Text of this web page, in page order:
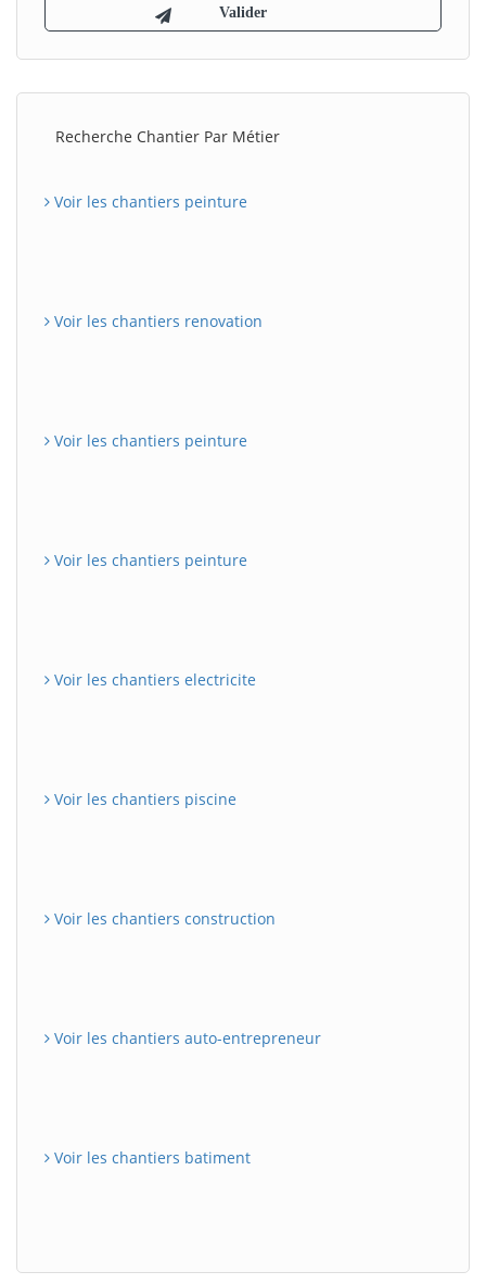
Recherche Chantier Par Métier
Voir les chantiers peinture
Voir les chantiers renovation
Voir les chantiers peinture
Voir les chantiers peinture
Voir les chantiers electricite
Voir les chantiers piscine
Voir les chantiers construction
Voir les chantiers auto-entrepreneur
Voir les chantiers batiment